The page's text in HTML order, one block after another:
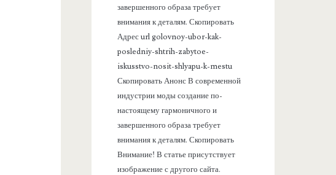
завершенного образа требует
внимания к деталям. Скопировать
Адрес url golovnoy-ubor-kak-
posledniy-shtrih-zabytoe-
iskusstvo-nosit-shlyapu-k-mestu
Скопировать Анонс В современной
индустрии моды создание по-
настоящему гармоничного и
завершенного образа требует
внимания к деталям. Скопировать
Внимание! В статье присутствует
изображение с другого сайта.